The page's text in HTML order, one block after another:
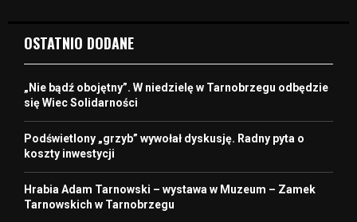
OSTATNIO DODANE
„Nie bądź obojętny”. W niedzielę w Tarnobrzegu odbędzie
się Wiec Solidarności
Podświetlony „grzyb” wywołał dyskusję. Radny pyta o
koszty inwestycji
Hrabia Adam Tarnowski – wystawa w Muzeum – Zamek
Tarnowskich w Tarnobrzegu